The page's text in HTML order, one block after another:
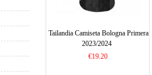
Tailandia Camiseta Bologna Primera
2023/2024
€19.20